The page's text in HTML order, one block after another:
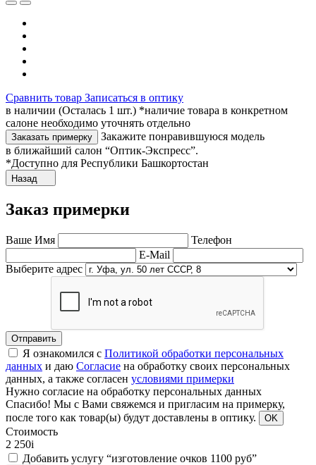
Сравнить товар Записаться в оптику
в наличии (Осталась 1 шт.) *наличие товара в конкретном
салоне необходимо уточнять отдельно
Заказать примерку
Закажите понравившуюся модель
в ближайший салон “Оптик-Экспресс”.
*Доступно для Республики Башкортостан
Назад
Заказ примерки
Ваше Имя
Телефон
E-Mail
Выберите адрес
Отправить
Я ознакомился с Политикой обработки персональных
данных и даю Согласие на обработку своих персональных
данных, а также согласен условиями примерки
Нужно согласие на обработку персональных данных
Спасибо! Мы с Вами свяжемся и пригласим на примерку,
после того как товар(ы) будут доставлены в оптику.
OK
Стоимость
2 250i
Добавить услугу “изготовление очков 1100 руб”